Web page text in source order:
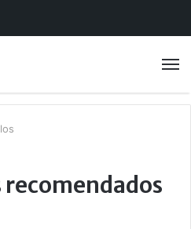
recomendados